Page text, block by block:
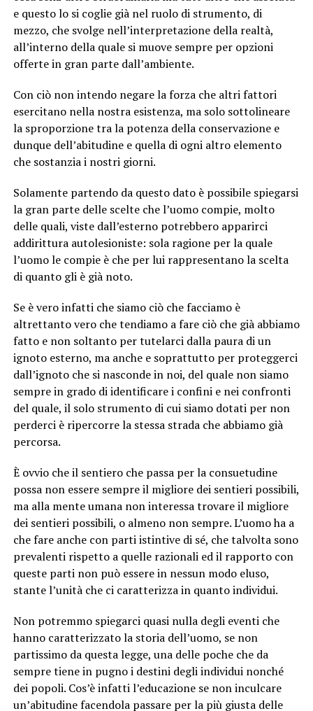
e questo lo si coglie già nel ruolo di strumento, di
mezzo, che svolge nell’interpretazione della realtà,
all’interno della quale si muove sempre per opzioni
offerte in gran parte dall’ambiente.
Con ciò non intendo negare la forza che altri fattori
esercitano nella nostra esistenza, ma solo sottolineare
la sproporzione tra la potenza della conservazione e
dunque dell’abitudine e quella di ogni altro elemento
che sostanzia i nostri giorni.
Solamente partendo da questo dato è possibile spiegarsi
la gran parte delle scelte che l’uomo compie, molto
delle quali, viste dall’esterno potrebbero apparirci
addirittura autolesioniste: sola ragione per la quale
l’uomo le compie è che per lui rappresentano la scelta
di quanto gli è già noto.
Se è vero infatti che siamo ciò che facciamo è
altrettanto vero che tendiamo a fare ciò che già abbiamo
fatto e non soltanto per tutelarci dalla paura di un
ignoto esterno, ma anche e soprattutto per proteggerci
dall’ignoto che si nasconde in noi, del quale non siamo
sempre in grado di identificare i confini e nei confronti
del quale, il solo strumento di cui siamo dotati per non
perderci è ripercorre la stessa strada che abbiamo già
percorsa.
È ovvio che il sentiero che passa per la consuetudine
possa non essere sempre il migliore dei sentieri possibili,
ma alla mente umana non interessa trovare il migliore
dei sentieri possibili, o almeno non sempre. L’uomo ha a
che fare anche con parti istintive di sé, che talvolta sono
prevalenti rispetto a quelle razionali ed il rapporto con
queste parti non può essere in nessun modo eluso,
stante l’unità che ci caratterizza in quanto individui.
Non potremmo spiegarci quasi nulla degli eventi che
hanno caratterizzato la storia dell’uomo, se non
partissimo da questa legge, una delle poche che da
sempre tiene in pugno i destini degli individui nonché
dei popoli. Cos’è infatti l’educazione se non inculcare
un’abitudine facendola passare per la più giusta delle